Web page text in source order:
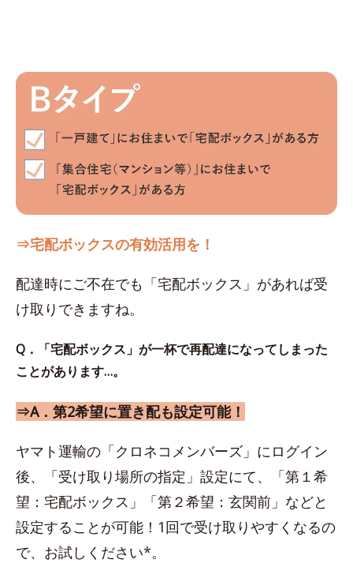
⇒宅配ボックスの有効活用を！
配達時にご不在でも「宅配ボックス」があれば受
け取りできますね。
Q．「宅配ボックス」が一杯で再配達になってしまった
ことがあります…。
⇒A．第2希望に置き配も設定可能！
ヤマト運輸の「クロネコメンバーズ」にログイン
後、「受け取り場所の指定」設定にて、「第１希
望：宅配ボックス」「第２希望：玄関前」などと
設定することが可能！1回で受け取りやすくなるの
で、お試しください*。